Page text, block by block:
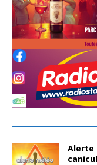
Alerte